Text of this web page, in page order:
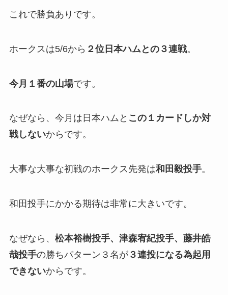
これで勝負ありです。
ホークスは5/6から ２位日本ハムとの３連戦。
今月１番の山場です。
なぜなら、今月は日本ハムと この１カードしか対
戦しないからです。
大事な大事な初戦のホークス先発は和田毅投手。
和田投手にかかる期待は非常に大きいです。
なぜなら、 松本裕樹投手、津森宥紀投手、藤井皓
哉投手の勝ちパターン３名が３連投になる為起用
できないからです。